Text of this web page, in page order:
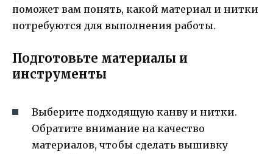
поможет вам понять, какой материал и нитки
потребуются для выполнения работы.
Подготовьте материалы и
инструменты
Выберите подходящую канву и нитки.
Обратите внимание на качество
материалов, чтобы сделать вышивку